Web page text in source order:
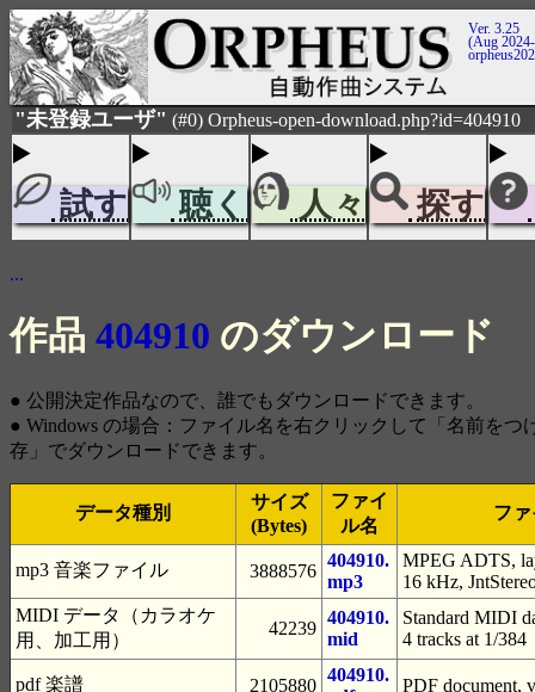
Ver. 3.25
(Aug
"未登録ユーザ" (#0) Orpheus-open-download.php?id=404910
試す 聴く 人々 探す
...
作品 404910 のダウンロード
● 公開決定作品なので、誰でもダウンロードできます。
● Windows の場合：ファイル名を右クリックして「名前をつ
存」でダウンロードできます。
データ種別
サイズ
(Bytes)
ファイ
ル名
フ
mp3 音楽ファイル 3888576
404910.
mp3
MPEG ADTS,
16 kHz,
MIDI データ（カラオケ
用、加工用）
42239
404910.
mid
Standard MIDI
4 tracks at 1/384
pdf 楽譜 2105880
404910.
PDF document,